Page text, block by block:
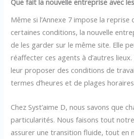
Même si l’Annexe 7 impose la reprise
certaines conditions, la nouvelle
de les garder sur le même site. Elle
réaffecter ces agents à d’autres
leur proposer des conditions de
termes d’heures et de plages
Chez Syst’aime D, nous savons que
particularités. Nous faisons tout
assurer une transition fluide, tout en